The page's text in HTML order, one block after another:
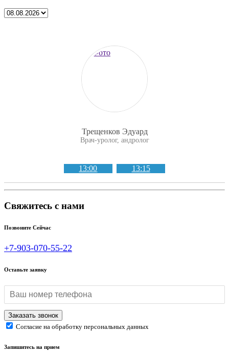
Трещенков Эдуард
Врач-уролог, андролог
13:00 13:15
Свяжитесь с нами
Позвоните Сейчас
+7-903-070-55-22
Оставьте заявку
Согласие на обработку персональных данных
Запишитесь на прием